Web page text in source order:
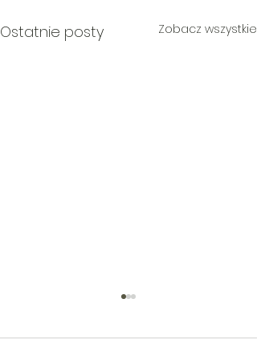
Ostatnie posty Zobacz wszystkie